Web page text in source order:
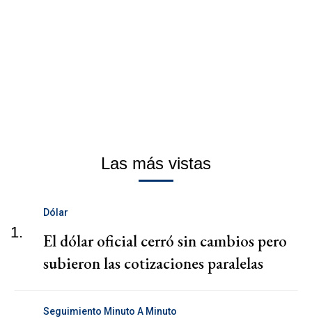
Las más vistas
1.
Dólar
El dólar oficial cerró sin cambios pero
subieron las cotizaciones paralelas
Seguimiento Minuto A Minuto